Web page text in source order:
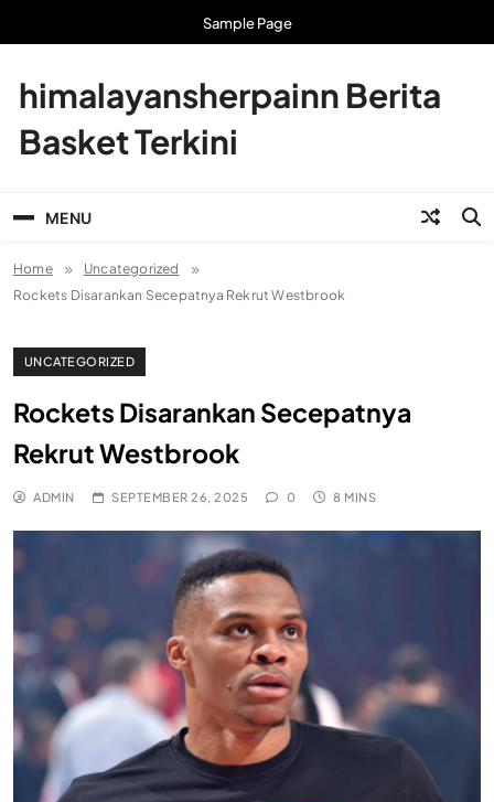
Sample Page
himalayansherpainn Berita
Basket Terkini
MENU
Home
Uncategorized
Rockets Disarankan Secepatnya Rekrut Westbrook
UNCATEGORIZED
Rockets Disarankan Secepatnya
Rekrut Westbrook
ADMIN SEPTEMBER 26, 2025 0 8 MINS